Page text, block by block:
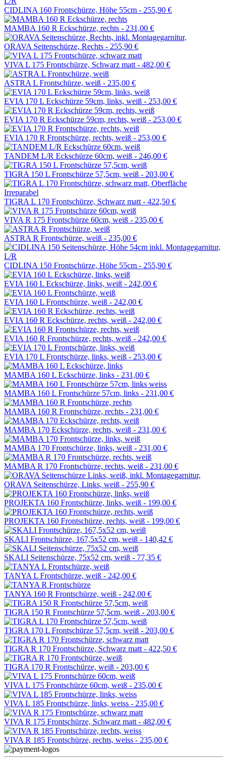
CIDLINA 160 Frontschürze, Höhe 55cm - 255,90 €
MAMBA 160 R Eckschürze, rechts - 231,00 €
ORAVA Seitenschürze, Rechts - 255,90 €
VIVA L 175 Frontschürze, Schwarz matt - 482,00 €
ASTRA L Frontschürze, weiß - 235,00 €
EVIA 170 L Eckschürze 59cm, links, weiß - 253,00 €
EVIA 170 R Eckschürze 59cm, rechts, weiß - 253,00 €
EVIA 170 R Frontschürze, rechts, weiß - 253,00 €
TANDEM L/R Eckschürze 60cm, weiß - 246,00 €
TIGRA 150 L Frontschürze 57,5cm, weiß - 203,00 €
TIGRA L 170 Frontschürze, Schwarz matt - 422,50 €
VIVA R 175 Frontschürze 60cm, weiß - 235,00 €
ASTRA R Frontschürze, weiß - 235,00 €
CIDLINA 150 Frontschürze, Höhe 55cm - 255,90 €
EVIA 160 L Eckschürze, links, weiß - 242,00 €
EVIA 160 L Frontschürze, weiß - 242,00 €
EVIA 160 R Eckschürze, rechts, weiß - 242,00 €
EVIA 160 R Frontschürze, rechts, weiß - 242,00 €
EVIA 170 L Frontschürze, links, weiß - 253,00 €
MAMBA 160 L Eckschürze, links - 231,00 €
MAMBA 160 L Frontschürze 57cm, links - 231,00 €
MAMBA 160 R Frontschürze, rechts - 231,00 €
MAMBA 170 Eckschürze, rechts, weiß - 231,00 €
MAMBA 170 Frontschürze, links, weiß - 231,00 €
MAMBA R 170 Frontschürze, rechts, weiß - 231,00 €
ORAVA Seitenschürze, Links, weiß - 255,90 €
PROJEKTA 160 Frontschürze, links, weiß - 199,00 €
PROJEKTA 160 Frontschürze, rechts, weiß - 199,00 €
SKALI Frontschürze, 167,5x52 cm, weiß - 140,42 €
SKALI Seitenschürze, 75x52 cm, weiß - 77,35 €
TANYA L Frontschürze, weiß - 242,00 €
TANYA 160 R Frontschürze, weiß - 242,00 €
TIGRA 150 R Frontschürze 57,5cm, weiß - 203,00 €
TIGRA 170 L Frontschürze 57,5cm, weiß - 203,00 €
TIGRA R 170 Frontschürze, Schwarz matt - 422,50 €
TIGRA 170 R Frontschürze, weiß - 203,00 €
VIVA L 175 Frontschürze 60cm, weiß - 235,00 €
VIVA L 185 Frontschürze, links, weiss - 235,00 €
VIVA R 175 Frontschürze, Schwarz matt - 482,00 €
VIVA R 185 Frontschürze, rechts, weiss - 235,00 €